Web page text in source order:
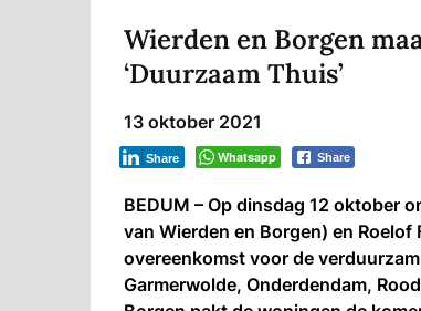
Wierden en Borgen
‘Duurzaam Thuis’
13 oktober 2021
Whatsapp Share
Share
BEDUM – Op dinsdag 12 oktober
van Wierden en Borgen) en
overeenkomst voor de
Garmerwolde, Onderdendam,